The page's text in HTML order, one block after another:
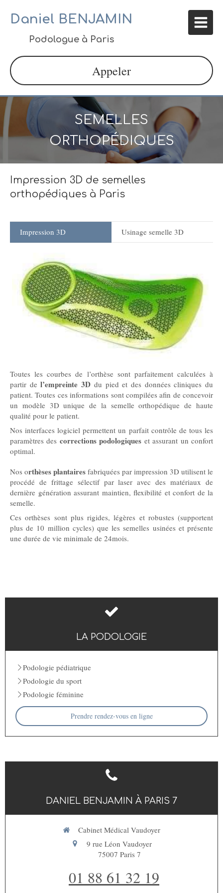
Daniel BENJAMIN
Podologue à Paris
Appeler
SEMELLES
ORTHOPÉDIQUES
Impression 3D de semelles
orthopédiques à Paris
Impression 3D Usinage semelle 3D
Toutes les courbes de l’orthèse sont parfaitement calculées à
partir del’empreinte 3D du pied et des données cliniques du
patient. Toutes ces informations sont compilées afin de concevoir
un modèle 3D unique de la semelle orthopédique de haute
qualité pour le patient.
Nos interfaces logiciel permettent un parfait contrôle de tous les
paramètres des corrections podologiques et assurant un confort
optimal.
Nos orthèses plantaires fabriquées par impression 3D utilisent le
procédé de frittage sélectif par laser avec des matériaux de
dernière génération assurant maintien, flexibilité et confort de la
semelle.
Ces orthèses sont plus rigides, légères et robustes (supportent
plus de 10 million cycles) que les semelles usinées et présente
une durée de vie minimale de 24mois.
LA PODOLOGIE
Podologie pédiatrique
Podologie du sport
Podologie féminine
Prendre rendez-vous en ligne
DANIEL BENJAMIN À PARIS 7
Cabinet Médical Vaudoyer
9 rue Léon Vaudoyer
75007 Paris 7
01 88 61 32 19